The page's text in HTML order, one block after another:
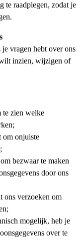
te raadplegen, zodat je
vragen hebt over ons
inzien, wijzigen of
te zien welke
om onjuiste
bezwaar te maken
door ons
ons verzoeken om
mogelijk, heb je
over te